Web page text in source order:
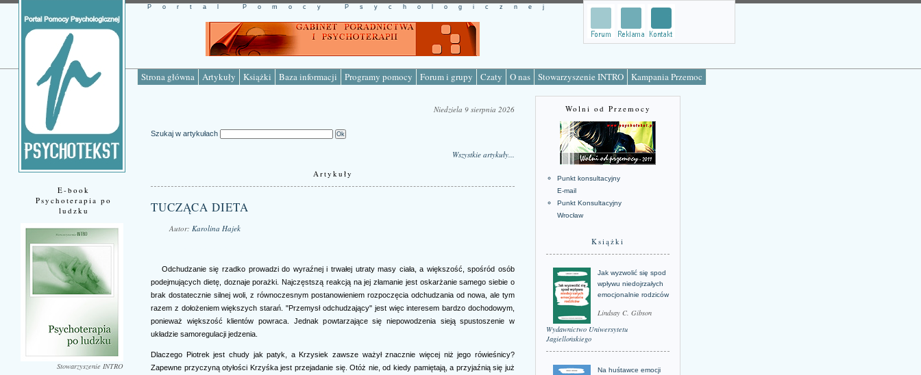
Strona główna Artykuły Książki Baza informacji Programy pomocy Forum i grupy Czaty O nas Stowarzyszenie INTRO Kampania Przemoc
Portal Pomocy Psychologicznej
E-book
Psychoterapia po
ludzku
Stowarzyszenie INTRO
Niedziela 9 sierpnia 2026
Szukaj w artykułach
Wszystkie artykuły...
Artykuły
TUCZĄCA DIETA
Autor: Karolina Hajek
Odchudzanie się rzadko prowadzi do wyraźnej i trwałej utraty masy ciała, a większość, spośród osób
podejmujących dietę, doznaje porażki. Najczęstszą reakcją na jej złamanie jest oskarżanie samego siebie o
brak dostatecznie silnej woli, z równoczesnym postanowieniem rozpoczęcia odchudzania od nowa, ale tym
razem z dołożeniem większych starań. "Przemysł odchudzający" jest więc interesem bardzo dochodowym,
ponieważ większość klientów powraca. Jednak powtarzające się niepowodzenia sieją spustoszenie w
układzie samoregulacji jedzenia.
Dlaczego Piotrek jest chudy jak patyk, a Krzysiek zawsze ważył znacznie więcej niż jego rówieśnicy?
Zapewne przyczyną otyłości Krzyśka jest przejadanie się. Otóż nie, od kiedy pamiętają, a przyjaźnią się już
Wolni od Przemocy
Punkt konsultacyjny
E-mail
Punkt Konsultacyjny
Wrocław
Książki
Jak wyzwolić się spod
wpływu niedojrzałych
emocjonalnie rodziców
Lindsay C. Gibson
Wydawnictwo Uniwersytetu
Jagiellońskiego
Na huśtawce emocji